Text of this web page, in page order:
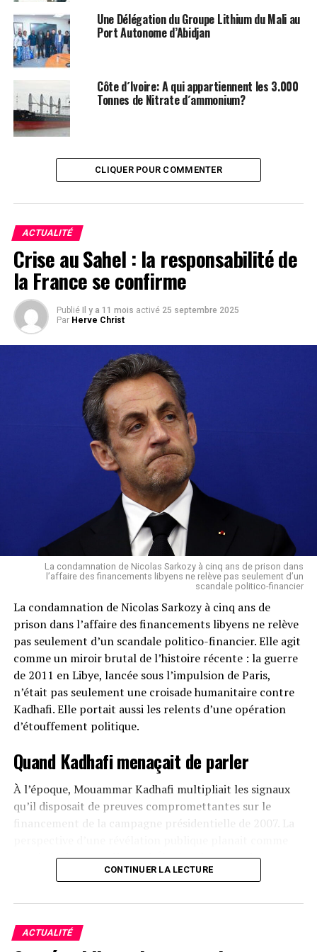
manipulations. L’ivoirien n’est plus dupe. Descendez de
votre piédestal » (Propos de RM)
Leopold VII Abrotchi
Facebook
Twitter
EmailWhatsApp
Telegram
Partager
Comments
SUJETS ASSOCIÉS:
SUIVANT
Côte d´Ivoire/Élection présidentielle d´octobre 2020:
Depôt de candidature et parrainage
À NE PAS RATER !
Côte d’Ivoire/ Inondations: les propositions de Mamadou
Koulibaly
Saint Léo
Une Délégation du Groupe Lithium du Mali au
Port Autonome d’Abidjan
Côte d´Ivoire: A qui appartiennent les 3.000
Tonnes de Nitrate d´ammonium?
CLIQUER POUR COMMENTER
ACTUALITÉ
Crise au Sahel : la responsabilité de
la France se confirme
Publié Il y a 11 mois activé 25 septembre 2025
Par Herve Christ
La condamnation de Nicolas Sarkozy à cinq ans de prison dans
l’affaire des financements libyens ne relève pas seulement d’un
scandale politico-financier
La condamnation de Nicolas Sarkozy à cinq ans de
prison dans l’affaire des financements libyens ne relève
pas seulement d’un scandale politico-financier. Elle agit
comme un miroir brutal de l’histoire récente : la guerre
de 2011 en Libye, lancée sous l’impulsion de Paris,
n’était pas seulement une croisade humanitaire contre
Kadhafi. Elle portait aussi les relents d’une opération
d’étouffement politique.
Quand Kadhafi menaçait de parler
À l’époque, Mouammar Kadhafi multipliait les signaux
qu’il disposait de preuves compromettantes sur le
financement de la campagne présidentielle de 2007. La
une épée de Damoclès sur l’Élysée. L’intervention
militaire, sous couvert de protéger la population civile, a
dirigeant devenu trop gênant.
Le chaos libyen, matrice de l’instabilité
CONTINUER LA LECTURE
ACTUALITÉ